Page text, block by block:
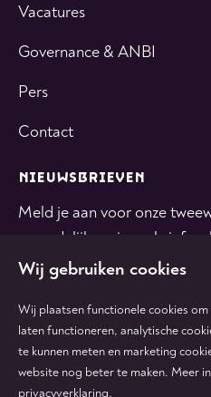
Vacatures
Governance & ANBI
Pers
Contact
NIEUWSBRIEVEN
Meld je aan voor onze
maandelijkse nieuwsbrief
Volg
ons
Volg
ons
Volg
ons
Volg
ons
Wij gebruiken cookies
Wij plaatsen functionele cookies
laten functioneren, analytische
te kunnen meten en marketing
website nog beter te maken. Meer
privacyverklaring.